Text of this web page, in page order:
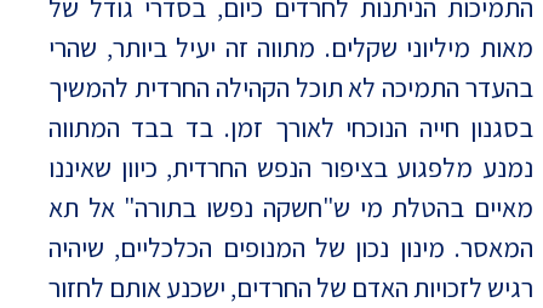
התמיכות הניתנות לחרדים כיום, בסדרי גודל של
מאות מיליוני שקלים. מתווה זה יעיל ביותר, שהרי
בהעדר התמיכה לא תוכל הקהילה החרדית להמשיך
בסגנון חייה הנוכחי לאורך זמן. בד בבד המתווה
נמנע מלפגוע בציפור הנפש החרדית, כיוון שאיננו
מאיים בהטלת מי ש"חשקה נפשו בתורה" אל תא
המאסר. מינון נכון של המנופים הכלכליים, שיהיה
רגיש לזכויות האדם של החרדים, ישכנע אותם לחזור